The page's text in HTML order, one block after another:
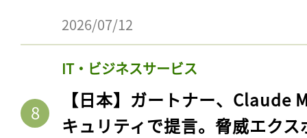
2026/07/12
IT・ビジネスサービス
【日本】ガートナー、Claude
キュリティで提言。脅威エク